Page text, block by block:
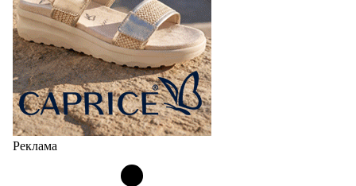
Реклама